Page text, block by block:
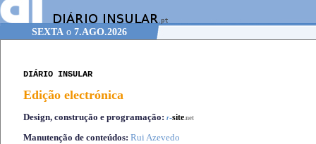
SEXTA o 7.AGO.2026
DIÁRIO INSULAR
Edição electrónica
Design, construção e programação: r-site.net
Manutenção de conteúdos: Rui Azevedo